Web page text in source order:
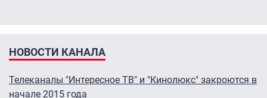
НОВОСТИ КАНАЛА
Телеканалы "Интересное ТВ" и "Кинолюкс" закроются в
начале 2015 года